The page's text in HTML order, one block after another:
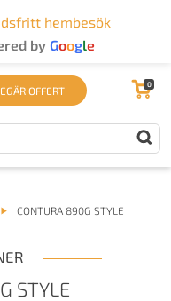
hembesök
by Google
OFFERT 0
CONTURA 890G STYLE
STYLE